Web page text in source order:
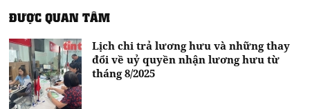
ĐƯỢC QUAN TÂM
Lịch chi trả lương hưu và những thay
đổi về uỷ quyền nhận lương hưu từ
tháng 8/2025